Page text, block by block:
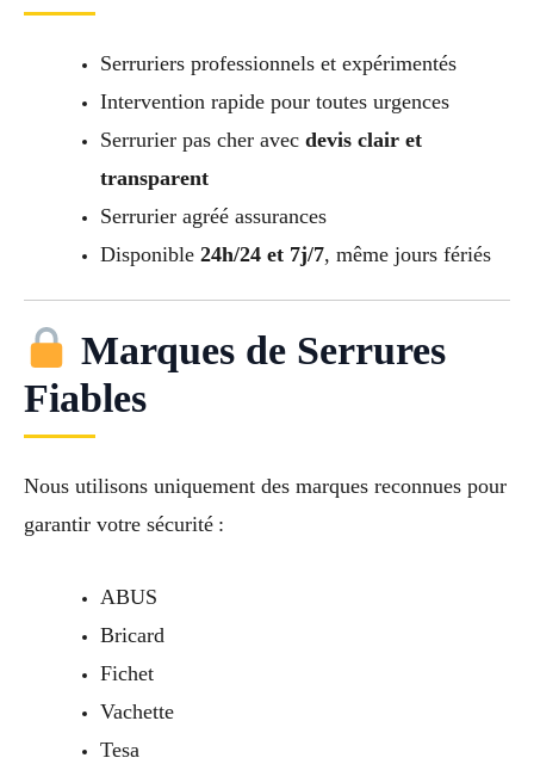
Serruriers professionnels et expérimentés
Intervention rapide pour toutes urgences
Serrurier pas cher avec devis clair et
transparent
Serrurier agréé assurances
Disponible 24h/24 et 7j/7, même jours fériés
Marques de Serrures
Fiables
Nous utilisons uniquement des marques reconnues pour
garantir votre sécurité :
ABUS
Bricard
Fichet
Vachette
Tesa